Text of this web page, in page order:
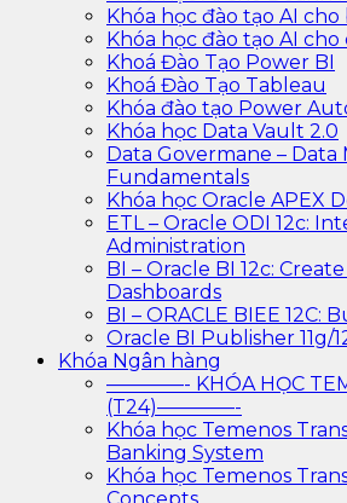
Khóa học đào tạo AI
Khóa học đào tạo AI
Khoá Đào Tạo Power BI
Khoá Đào Tạo Tableau
Khóa đào tạo Power
Khóa học Data Vault 2.0
Data Govermane –
Fundamentals
Khóa học Oracle APEX
ETL – Oracle ODI 12c:
Administration
BI – Oracle BI 12c:
Dashboards
BI – ORACLE BIEE 12C:
Oracle BI Publisher 11g/
Khóa Ngân hàng
————- KHÓA HỌC
(T24)————-
Khóa học Temenos
Banking System
Khóa học Temenos